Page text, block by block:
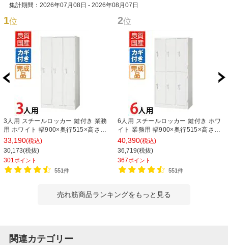
集計期間：2026年07月08日 - 2026年08月07日
1位
3人用 スチールロッカー 鍵付き 業務
用 ホワイト 幅900×奥行515×高さ
1790mm【国産】【完成品】 オフィ
スロッカー 下駄箱 シューズロッカー
更衣ロッカー
33,190(税込)
30,173(税抜)
301ポイント
551件
2位
6人用 スチールロッカー 鍵付き ホワ
イト 業務用 幅900×奥行515×高さ
1790mm【国産】【完成品】 オフィ
スロッカー 下駄箱 シューズロッカー
更衣ロッカー 収納 3列2段
40,390(税込)
36,719(税抜)
367ポイント
551件
売れ筋商品ランキングをもっと見る
関連カテゴリー